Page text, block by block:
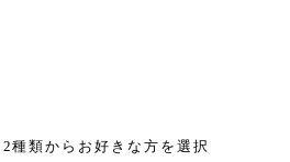
種類からお好きな方を選択